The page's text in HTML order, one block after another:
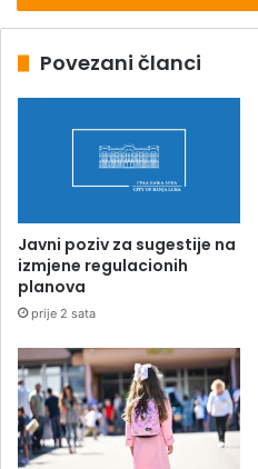
Povezani članci
Javni poziv za sugestije na
izmjene regulacionih
planova
prije 2 sata